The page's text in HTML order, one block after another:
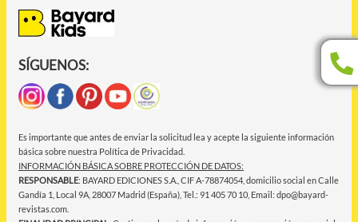
SÍGUENOS:
Es importante que antes de enviar la solicitud lea y acepte la siguiente información
básica sobre nuestra Política de Privacidad.
INFORMACIÓN BÁSICA SOBRE PROTECCIÓN DE DATOS:
RESPONSABLE: BAYARD EDICIONES S.A., CIF A-78874054, domicilio social en Calle
Gandía 1, Local 9A, 28007 Madrid (España), Tel.: 91 405 70 10, Email: dpo@bayard-
revistas.com.